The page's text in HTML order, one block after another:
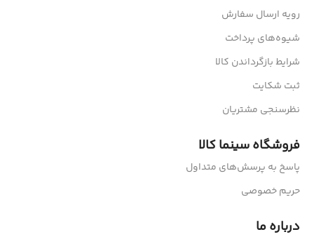
رویه ارسال سفارش
شیوه‌های پرداخت
شرایط بازگرداندن کالا
ثبت شکایت
نظرسنجی مشتریان
فروشگاه سینما کالا
پاسخ به پرسش‌های متداول
حریم خصوصی
درباره ما